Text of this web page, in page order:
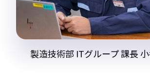
製造技術部 ITグループ 課長